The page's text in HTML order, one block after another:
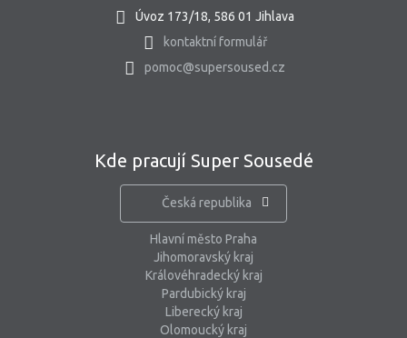
Úvoz 173/18, 586 01 Jihlava
kontaktní formulář
pomoc@supersoused.cz
Kde pracují Super Sousedé
Česká republika
Hlavní město Praha
Jihomoravský kraj
Královéhradecký kraj
Pardubický kraj
Liberecký kraj
Olomoucký kraj